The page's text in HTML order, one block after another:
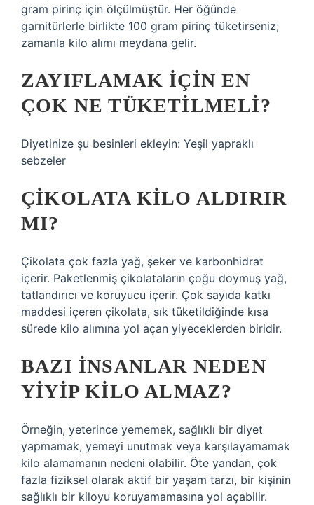
gram pirinç için ölçülmüştür. Her öğünde
garnitürlerle birlikte 100 gram pirinç tüketirseniz;
zamanla kilo alımı meydana gelir.
ZAYIFLAMAK IÇIN EN
ÇOK NE TÜKETILMELI?
Diyetinize şu besinleri ekleyin: Yeşil yapraklı
sebzeler
ÇIKOLATA KILO ALDIRIR
MI?
Çikolata çok fazla yağ, şeker ve karbonhidrat
içerir. Paketlenmiş çikolataların çoğu doymuş yağ,
tatlandırıcı ve koruyucu içerir. Çok sayıda katkı
maddesi içeren çikolata, sık tüketildiğinde kısa
sürede kilo alımına yol açan yiyeceklerden biridir.
BAZI INSANLAR NEDEN
YIYIP KILO ALMAZ?
Örneğin, yeterince yememek, sağlıklı bir diyet
yapmamak, yemeyi unutmak veya karşılayamamak
kilo alamamanın nedeni olabilir. Öte yandan, çok
fazla fiziksel olarak aktif bir yaşam tarzı, bir kişinin
sağlıklı bir kiloyu koruyamamasına yol açabilir.